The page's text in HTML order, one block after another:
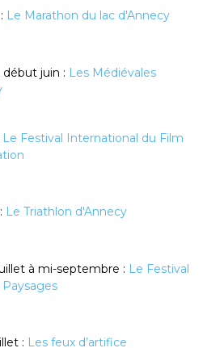
Le Marathon du lac d'Annecy
début juin : Les Médiévales
Le Festival International du Film
Le Triathlon d'Annecy
à mi-septembre : Le Festival
: Les feux d’artifice